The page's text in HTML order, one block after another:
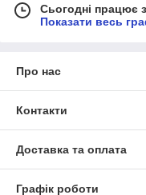
Сьогодні працює
Показати весь
Про нас
Контакти
Доставка та оплата
Графік роботи